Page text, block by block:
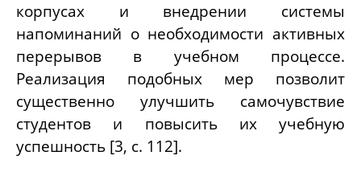
корпусах и внедрении системы
напоминаний о необходимости активных
перерывов в учебном процессе.
Реализация подобных мер позволит
существенно улучшить самочувствие
студентов и повысить их учебную
успешность [3, с. 112].